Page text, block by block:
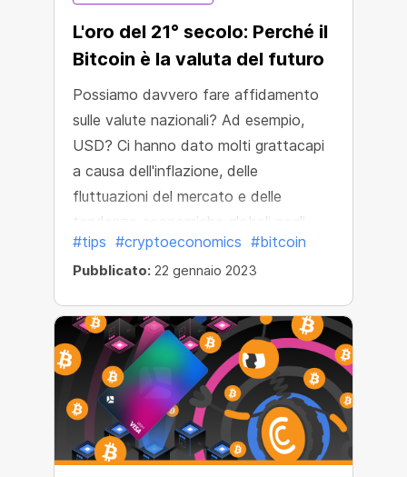
L'oro del 21° secolo: Perché il
Bitcoin è la valuta del futuro
Possiamo davvero fare affidamento
sulle valute nazionali? Ad esempio,
USD? Ci hanno dato molti grattacapi
a causa dell'inflazione, delle
fluttuazioni del mercato e delle
tendenze economiche globali negli
ultimi anni. Il tasso di inflazione del
dollaro USA nel 2022 ha superato il
raggiunto il 7,9%.
#tips #cryptoeconomics #bitcoin
Pubblicato: 22 gennaio 2023